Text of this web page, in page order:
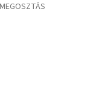
MEGOSZTÁS